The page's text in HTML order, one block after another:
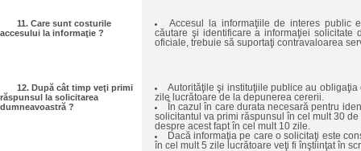
11. Care sunt costurile
accesului la informaţie ?
Accesul la informaţiile de interes public
căutare şi identificare a informaţiei solicitate
oficiale, trebuie să suportaţi contravaloarea
12. După cât timp veţi primi
răspunsul la solicitarea
dumneavoastră ?
Autorităţile şi instituţiile publice au
zile lucrătoare de la depunerea cererii.
În cazul în care durata necesară pentru
solicitantul va primi răspunsul în cel mult 30
despre acest fapt în cel mult 10 zile.
Dacă informaţia pe care o solicitaţi este
în cel mult 5 zile lucrătoare veţi fi înştiinţat în